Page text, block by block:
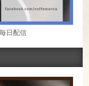
日配信